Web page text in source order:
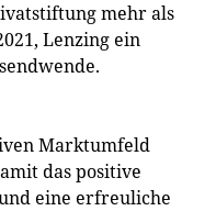
mehr als
Lenzing ein
Marktumfeld
das positive
eine erfreuliche